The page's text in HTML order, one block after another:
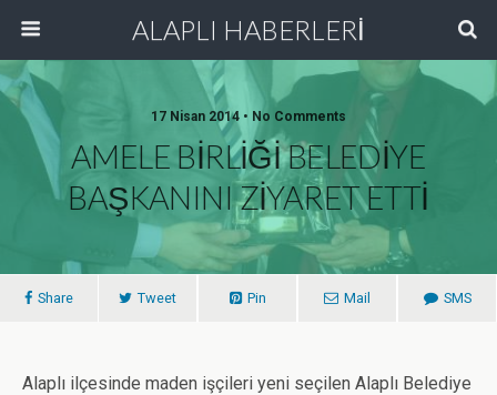
ALAPLI HABERLERİ
17 Nisan 2014 • No Comments
AMELE BİRLİĞİ BELEDİYE
BAŞKANINI ZİYARET ETTİ
Share Tweet Pin Mail SMS
Alaplı ilçesinde maden işçileri yeni seçilen Alaplı Belediye